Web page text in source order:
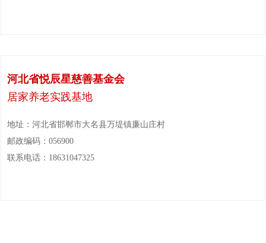
河北省悦辰星慈善基金会
居家养老实践基地
地址：河北省邯郸市大名县万堤镇廉山庄村
邮政编码：056900
联系电话：18631047325